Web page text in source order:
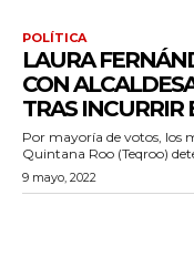
POLÍTICA
LAURA
CON
TRAS INCURRIR
Por mayoría de votos, los
Quintana Roo (Teqroo)
9 mayo, 2022